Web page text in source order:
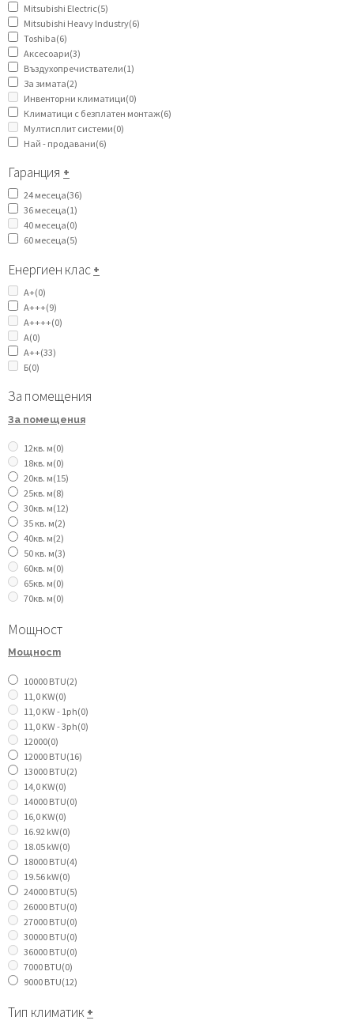
Mitsubishi Electric(5)
Mitsubishi Heavy Industry(6)
Toshiba(6)
Аксесоари(3)
Въздухопречистватели(1)
За зимата(2)
Инвенторни климатици(0)
Климатици с безплатен монтаж(6)
Мултисплит системи(0)
Най - продавани(6)
Гаранция +
24 месеца(36)
36 месеца(1)
40 месеца(0)
60 месеца(5)
Енергиен клас +
A+(0)
A+++(9)
A++++(0)
А(0)
А++(33)
Б(0)
За помещения
За помещения
12кв. м(0)
18кв. м(0)
20кв. м(15)
25кв. м(8)
30кв. м(12)
35 кв. м(2)
40кв. м(2)
50 кв. м(3)
60кв. м(0)
65кв. м(0)
70кв. м(0)
Мощност
Мощност
10000 BTU(2)
11,0 KW(0)
11,0 KW - 1ph(0)
11,0 KW - 3ph(0)
12000(0)
12000 BTU(16)
13000 BTU(2)
14,0 KW(0)
14000 BTU(0)
16,0 KW(0)
16.92 kW(0)
18.05 kW(0)
18000 BTU(4)
19.56 kW(0)
24000 BTU(5)
26000 BTU(0)
27000 BTU(0)
30000 BTU(0)
36000 BTU(0)
7000 BTU(0)
9000 BTU(12)
Тип климатик +